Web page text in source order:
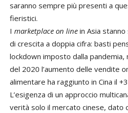
saranno sempre più presenti a
fieristici.
I marketplace on line in Asia
di crescita a doppia cifra: basti
lockdown imposto dalla
del 2020 l’aumento delle vendite
alimentare ha raggiunto in Cina il
L’esigenza di un approccio
verità solo il mercato cinese, dato